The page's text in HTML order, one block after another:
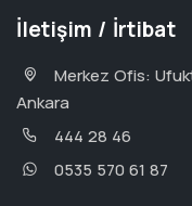
İletişim / İrtibat
Merkez Ofis:
Ankara
444 28 46
0535 570 61 87